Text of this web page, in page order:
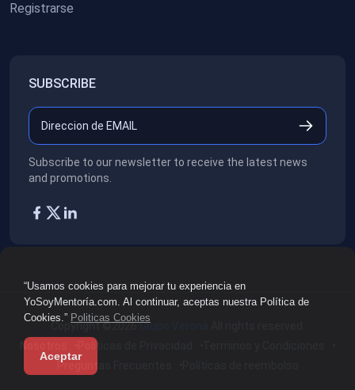
“Usamos cookies para mejorar tu experiencia en
YoSoyMentoría.com. Al continuar, aceptas nuestra Política de
Cookies.” Politicas Cookies
Aceptar
Registrarse
SUBSCRIBE
Subscribe to our newsletter to receive the latest news
and promotions.
Copyright ©2026Grupo Verona
Nosotros
Políticas de Privacidad
Preguntas Frecuentes